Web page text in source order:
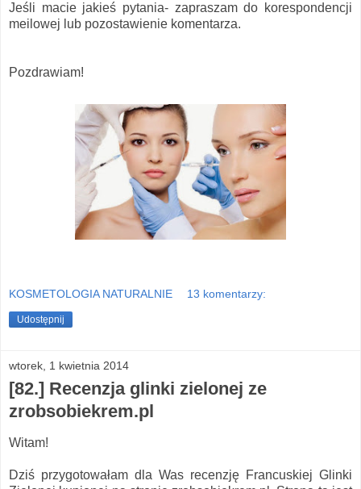
Jeśli macie jakieś pytania- zapraszam do korespondencji
meilowej lub pozostawienie komentarza.
Pozdrawiam!
KOSMETOLOGIA NATURALNIE 13 komentarzy:
Udostępnij
wtorek, 1 kwietnia 2014
[82.] Recenzja glinki zielonej ze
zrobsobiekrem.pl
Witam!
Dziś przygotowałam dla Was recenzję Francuskiej Glinki